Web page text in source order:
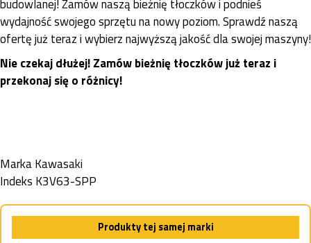
budowlanej! Zamów naszą bieżnię tłoczków i podnieś
wydajność swojego sprzętu na nowy poziom. Sprawdź naszą
ofertę już teraz i wybierz najwyższą jakość dla swojej maszyny!
Nie czekaj dłużej! Zamów bieżnię tłoczków już teraz i
przekonaj się o różnicy!
MarkaKawasaki
Indeks K3V63-SPP
Produkty tej samej marki